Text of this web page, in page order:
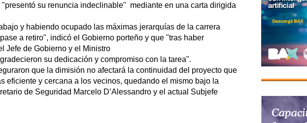
su renuncia indeclinable" mediante en una carta dirigida
y habiendo ocupado las máximas jerarquías de la carrera
a retiro", indicó el Gobierno porteño y que "tras haber
Jefe de Gobierno y el Ministro
su dedicación y compromiso con la tarea".
que la dimisión no afectará la continuidad del proyecto que
eficiente y cercana a los vecinos, quedando el mismo bajo la
de Seguridad Marcelo D’Alessandro y el actual Subjefe